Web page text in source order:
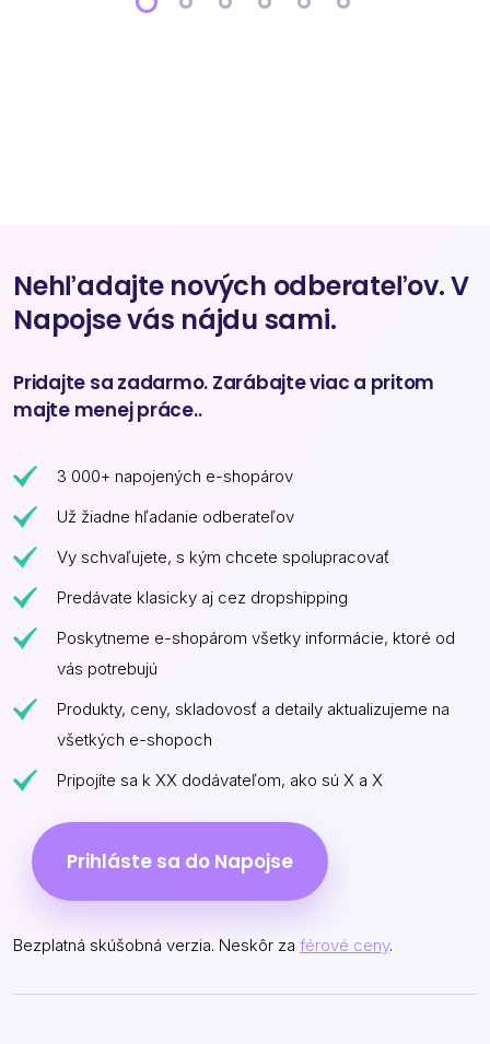
Nehľadajte nových odberateľov. V
Napojse vás nájdu sami.
Pridajte sa zadarmo. Zarábajte viac a pritom
majte menej práce..
3 000+ napojených e-shopárov
Už žiadne hľadanie odberateľov
Vy schvaľujete, s kým chcete spolupracovať
Predávate klasicky aj cez dropshipping
Poskytneme e-shopárom všetky informácie, ktoré od
vás potrebujú
Produkty, ceny, skladovosť a detaily aktualizujeme na
všetkých e-shopoch
Pripojíte sa k XX dodávateľom, ako sú X a X
Prihláste sa do Napojse
Bezplatná skúšobná verzia. Neskôr za férové ceny.